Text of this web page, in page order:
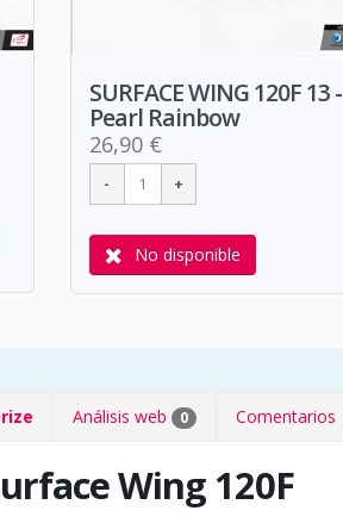
SURFACE WING 120F 13 -
Pearl Rainbow
26,90 €
No disponible
Análisis web 0 Comentarios
Wing 120F